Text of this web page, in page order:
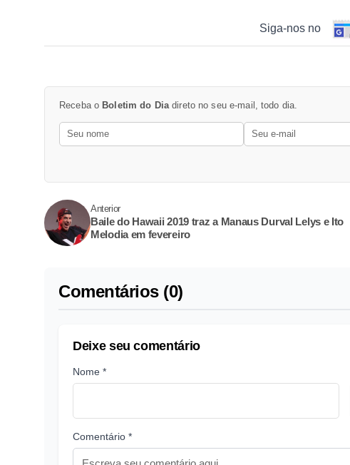
Siga-nos no
Receba o Boletim do Dia direto no seu e-mail, todo dia.
Anterior
Baile do Hawaii 2019 traz a Manaus Durval Lelys e Ito
Melodia em fevereiro
Comentários (0)
Deixe seu comentário
Nome *
Comentário *